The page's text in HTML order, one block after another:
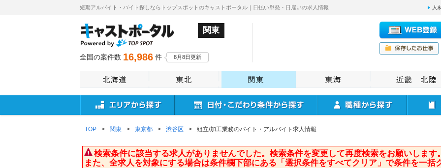
短期アルバイト・バイト探しならトップスポットのキャストポータル｜日払い単発・日雇いの求人情報 人
関東
全国の案件数 16,986 件 8月8日更新
TOP > 関東 > 東京都 > 渋谷区 > 組立/加工業務のバイト・アルバイト求人情報
検索条件に該当する求人がありませんでした。検索条件を変更して再度検索をお願いします
また、全求人を対象にする場合は条件欄下部にある「選択条件をすべてクリア」で条件を一括